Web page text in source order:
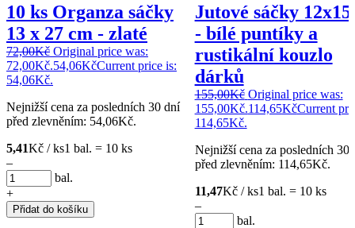
10 ks Organza sáčky
13 x 27 cm - zlaté
72,00Kč Original price was:
72,00Kč.54,06KčCurrent price is:
54,06Kč.
Nejnižší cena za posledních 30 dní
před zlevněním: 54,06Kč.
5,41Kč / ks1 bal. = 10 ks
–
bal.
+
Přidat do košíku
Jutové sáčky
- bílé puntíky a
rustikální kouzlo
dárků
155,00Kč Original price was:
155,00Kč.114,65KčCurrent
114,65Kč.
Nejnižší cena za posledních 30
před zlevněním: 114,65Kč.
11,47Kč / ks1 bal. = 10 ks
–
bal.